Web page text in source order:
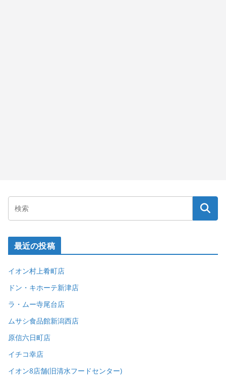
最近の投稿
イオン村上肴町店
ドン・キホーテ新津店
ラ・ムー寺尾台店
ムサシ食品館新潟西店
原信六日町店
イチコ幸店
イオン8店舗(旧清水フードセンター)